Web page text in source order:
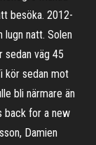
besöka. 2012-
lugn natt. Solen
sedan väg 45
kör sedan mot
bli närmare än
back for a new
Damien